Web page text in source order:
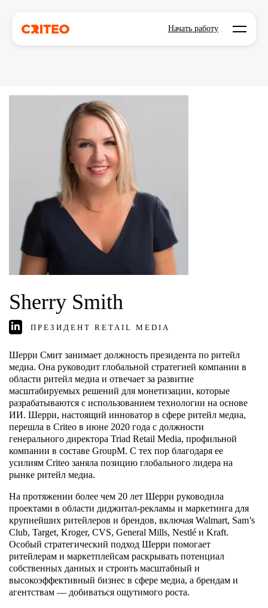
Начать работу Open
Sherry Smith
ПРЕЗИДЕНТ RETAIL MEDIA
Шерри Смит занимает должность президента по ритейл
медиа. Она руководит глобальной стратегией компании в
области ритейл медиа и отвечает за развитие
масштабируемых решений для монетизации, которые
разрабатываются с использованием технологии на основе
ИИ. Шерри, настоящий инноватор в сфере ритейл медиа,
перешла в Criteo в июне 2020 года с должности
генерального директора Triad Retail Media, профильной
компании в составе GroupM. С тех пор благодаря ее
усилиям Criteo заняла позицию глобального лидера на
рынке ритейл медиа.
На протяжении более чем 20 лет Шерри руководила
проектами в области диджитал-рекламы и маркетинга для
крупнейших ритейлеров и брендов, включая Walmart, Sam’s
Club, Target, Kroger, CVS, General Mills, Nestlé и Kraft.
Особый стратегический подход Шерри помогает
ритейлерам и маркетплейсам раскрывать потенциал
собственных данных и строить масштабный и
высокоэффективный бизнес в сфере медиа, а брендам и
агентствам — добиваться ощутимого роста.